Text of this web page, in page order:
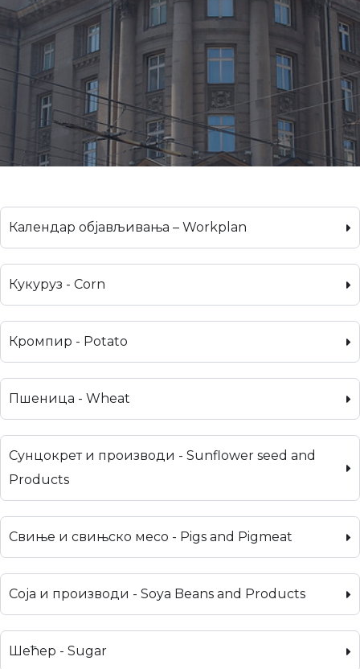
Календар објављивања – Workplan
Кукуруз - Corn
Кромпир - Potato
Пшеница - Wheat
Сунцокрет и производи - Sunflower seed and
Products
Свиње и свињско месо - Pigs and Pigmeat
Соја и производи - Soya Beans and Products
Шећер - Sugar